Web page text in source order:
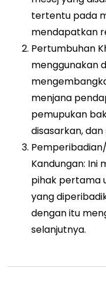
tertentu pada
mendapatkan
Pertumbuhan
menggunakan
menjana
pemupukan
disasarkan,
Kandungan: Ini
pihak pertama
yang
dengan itu
selanjutnya.